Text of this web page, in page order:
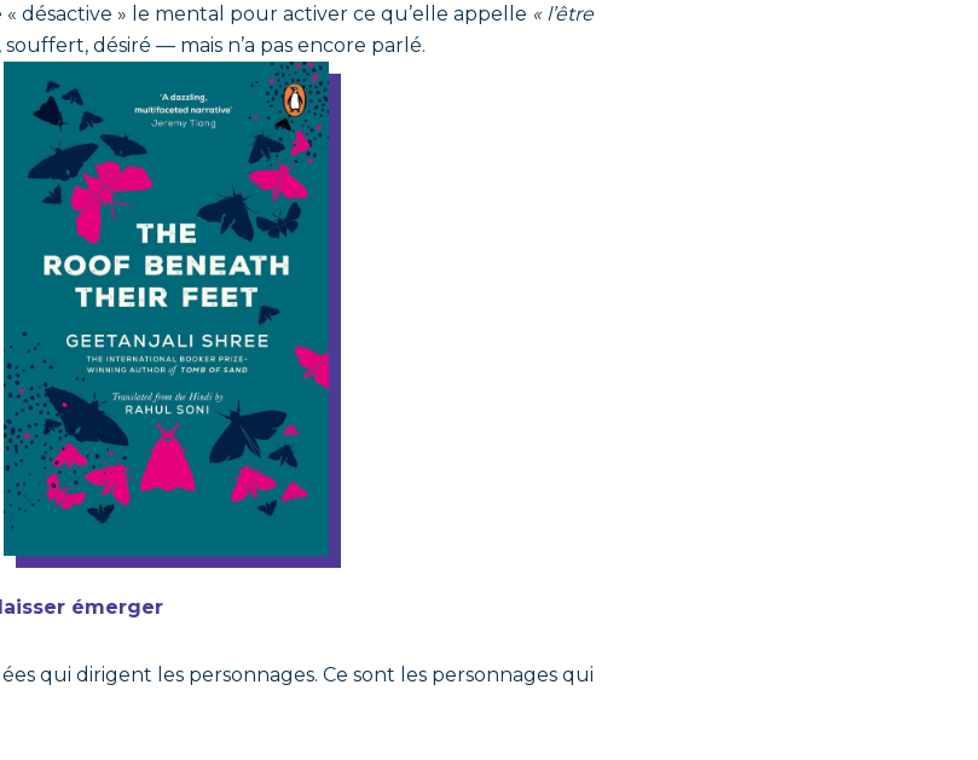
désactive » le mental pour activer ce qu’elle appelle « l’être
désiré — mais n’a pas encore parlé.
émerger
qui dirigent les personnages. Ce sont les personnages qui